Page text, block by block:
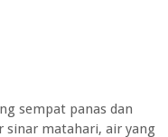
sempat panas dan
sinar matahari, air yang